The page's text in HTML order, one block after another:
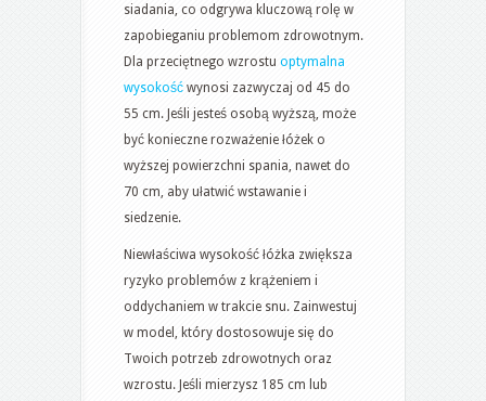
siadania, co odgrywa kluczową rolę w
zapobieganiu problemom zdrowotnym.
Dla przeciętnego wzrostu optymalna
wysokość wynosi zazwyczaj od 45 do
55 cm. Jeśli jesteś osobą wyższą, może
być konieczne rozważenie łóżek o
wyższej powierzchni spania, nawet do
70 cm, aby ułatwić wstawanie i
siedzenie.
Niewłaściwa wysokość łóżka zwiększa
ryzyko problemów z krążeniem i
oddychaniem w trakcie snu. Zainwestuj
w model, który dostosowuje się do
Twoich potrzeb zdrowotnych oraz
wzrostu. Jeśli mierzysz 185 cm lub